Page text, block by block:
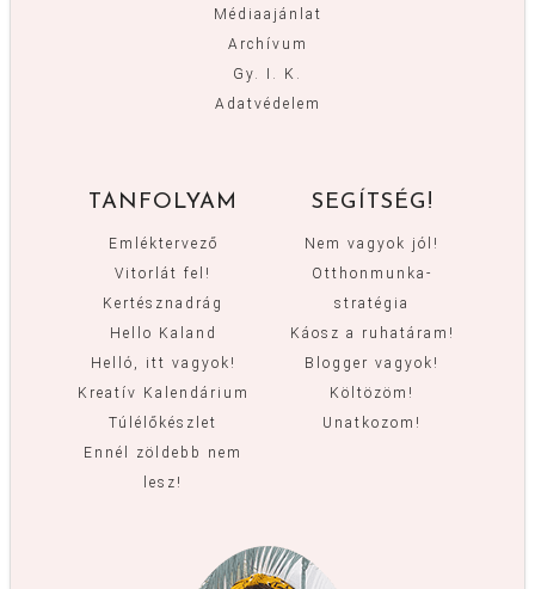
Médiaajánlat
Archívum
Gy. I. K.
Adatvédelem
TANFOLYAM
Emléktervező
Vitorlát fel!
Kertésznadrág
Hello Kaland
Helló, itt vagyok!
Kreatív Kalendárium
Túlélőkészlet
Ennél zöldebb nem
lesz!
SEGÍTSÉG!
Nem vagyok jól!
Otthonmunka-
stratégia
Káosz a ruhatáram!
Blogger vagyok!
Költözöm!
Unatkozom!